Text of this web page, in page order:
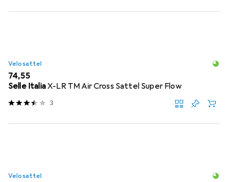
Velosattel
EUR
74,55
Selle ItaliaX-LR TM Air Cross Sattel Super Flow
3
Velosattel